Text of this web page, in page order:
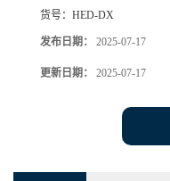
货号： HED-DX
发布日期： 2025-07-17
更新日期： 2025-07-17